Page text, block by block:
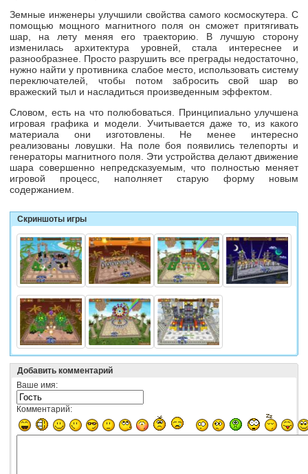
Земные инженеры улучшили свойства самого космоскутера. С
помощью мощного магнитного поля он сможет притягивать
шар, на лету меняя его траекторию. В лучшую сторону
изменилась архитектура уровней, стала интереснее и
разнообразнее. Просто разрушить все преграды недостаточно,
нужно найти у противника слабое место, использовать систему
переключателей, чтобы потом забросить свой шар во
вражеский тыл и насладиться произведенным эффектом.
Словом, есть на что полюбоваться. Принципиально улучшена
игровая графика и модели. Учитывается даже то, из какого
материала они изготовлены. Не менее интересно
реализованы ловушки. На поле боя появились телепорты и
генераторы магнитного поля. Эти устройства делают движение
шара совершенно непредсказуемым, что полностью меняет
игровой процесс, наполняет старую форму новым
содержанием.
Скриншоты игры
Добавить комментарий
Ваше имя:
Комментарий: